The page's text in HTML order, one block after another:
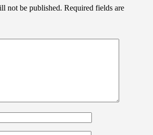
not be published. Required fields are